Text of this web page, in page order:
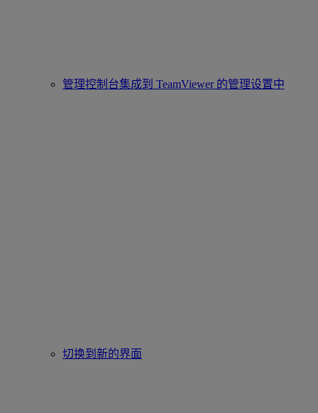
管理控制台集成到 TeamViewer 的管理设置中
切换到新的界面